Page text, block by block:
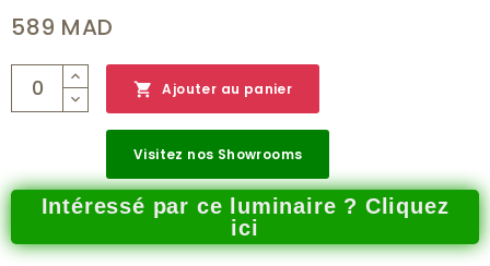
589 MAD
 Ajouter au panier
Visitez nos Showrooms
Intéressé par ce luminaire ? Cliquez
ici